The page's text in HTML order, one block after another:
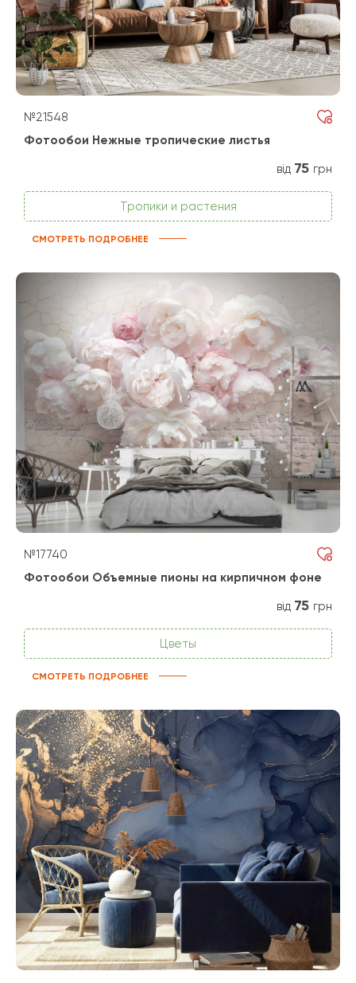
№21548
Фотообои Нежные тропические листья
від 75 грн
Тропики и растения
СМОТРЕТЬ ПОДРОБНЕЕ
№17740
Фотообои Объемные пионы на кирпичном фоне
від 75 грн
Цветы
СМОТРЕТЬ ПОДРОБНЕЕ